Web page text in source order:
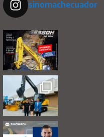
sinomachecuador